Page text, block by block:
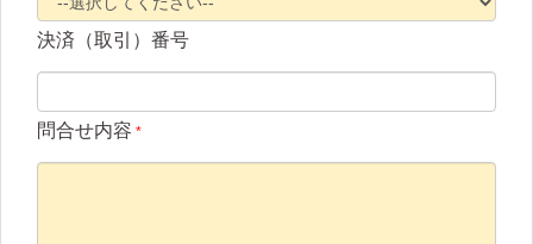
決済（取引）番号
問合せ内容 *